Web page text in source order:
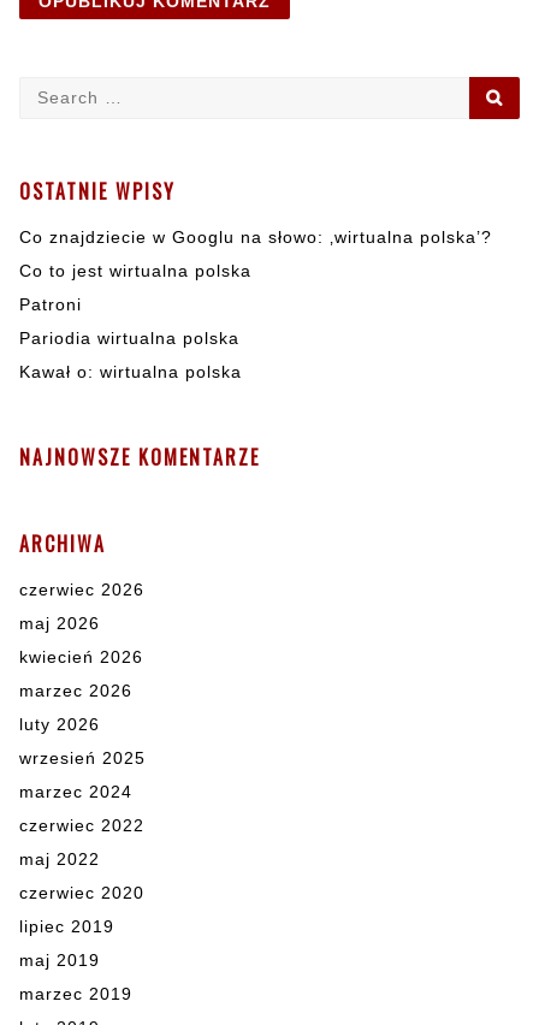
Search
OSTATNIE WPISY
Co znajdziecie w Googlu na słowo: ‚wirtualna polska’?
Co to jest wirtualna polska
Patroni
Pariodia wirtualna polska
Kawał o: wirtualna polska
NAJNOWSZE KOMENTARZE
ARCHIWA
czerwiec 2026
maj 2026
kwiecień 2026
marzec 2026
luty 2026
wrzesień 2025
marzec 2024
czerwiec 2022
maj 2022
czerwiec 2020
lipiec 2019
maj 2019
marzec 2019